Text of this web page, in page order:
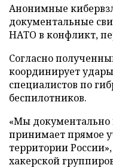
Анонимные
документальные
НАТО в конфликт,
Согласно
координирует
специалистов по
беспилотников.
«Мы
принимает прямое
территории
хакерской